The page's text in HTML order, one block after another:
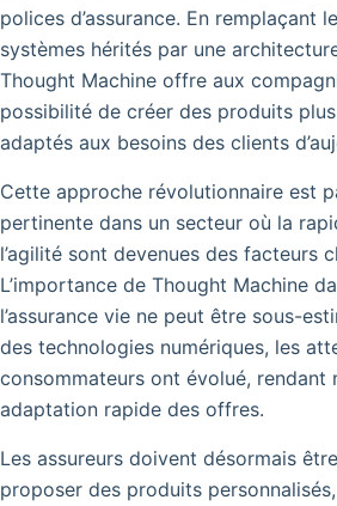
polices d’assurance. En remplaçant
systèmes hérités par une
Thought Machine offre aux
possibilité de créer des produits
adaptés aux besoins des clients
Cette approche révolutionnaire est
pertinente dans un secteur où la
l’agilité sont devenues des facteurs
L’importance de Thought Machine
l’assurance vie ne peut être sous-
des technologies numériques, les
consommateurs ont évolué, rendant
adaptation rapide des offres.
Les assureurs doivent désormais
proposer des produits